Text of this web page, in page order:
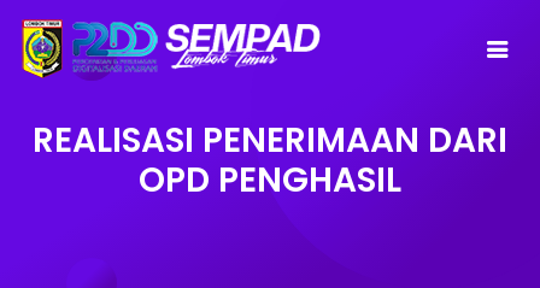
REALISASI PENERIMAAN DARI
OPD PENGHASIL